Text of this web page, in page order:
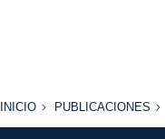
INICIO
INICIO PUBLICACIONES
PUBLICACIONES